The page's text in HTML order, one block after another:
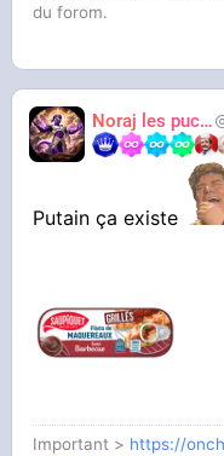
du forom.
Noraj les pucix
Putain ça existe
Important > https://